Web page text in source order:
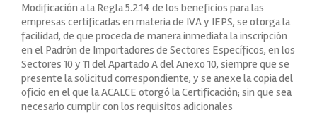
Modificación a la Regla 5.2.14 de los beneficios para las
empresas certificadas en materia de IVA y IEPS, se otorga la
facilidad, de que proceda de manera inmediata la inscripción
en el Padrón de Importadores de Sectores Específicos, en los
Sectores 10 y 11 del Apartado A del Anexo 10, siempre que se
presente la solicitud correspondiente, y se anexe la copia del
oficio en el que la ACALCE otorgó la Certificación; sin que sea
necesario cumplir con los requisitos adicionales